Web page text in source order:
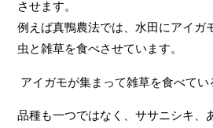
させます。
例えば真鴨農法では、水田にアイガ
虫と雑草を食べさせています。
アイガモが集まって雑草を食べてい
品種も一つではなく、ササニシキ、